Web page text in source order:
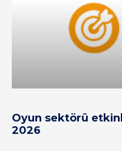
Oyun sektörü
2026